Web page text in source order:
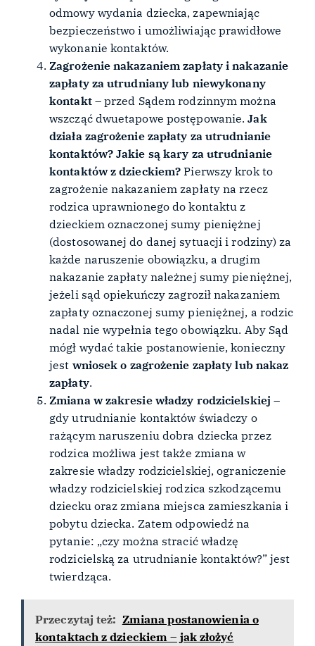
odmowy wydania dziecka, zapewniając
bezpieczeństwo i umożliwiając prawidłowe
wykonanie kontaktów.
Zagrożenie nakazaniem zapłaty i nakazanie
zapłaty za utrudniany lub niewykonany
kontakt – przed Sądem rodzinnym można
wszcząć dwuetapowe postępowanie.Jak
działa zagrożenie zapłaty za utrudnianie
kontaktów? Jakie są kary za utrudnianie
kontaktów z dzieckiem? Pierwszy krok to
zagrożenie nakazaniem zapłaty na rzecz
rodzica uprawnionego do kontaktu z
dzieckiem oznaczonej sumy pieniężnej
(dostosowanej do danej sytuacji i rodziny) za
każde naruszenie obowiązku, a drugim
nakazanie zapłaty należnej sumy pieniężnej,
jeżeli sąd opiekuńczy zagroził nakazaniem
zapłaty oznaczonej sumy pieniężnej, a rodzic
nadal nie wypełnia tego obowiązku. Aby Sąd
mógł wydać takie postanowienie, konieczny
jest wniosek o zagrożenie zapłaty lub nakaz
zapłaty.
Zmiana w zakresie władzy rodzicielskiej –
gdy utrudnianie kontaktów świadczy o
rażącym naruszeniu dobra dziecka przez
rodzica możliwa jest także zmiana w
zakresie władzy rodzicielskiej, ograniczenie
władzy rodzicielskiej rodzica szkodzącemu
dziecku oraz zmiana miejsca zamieszkania i
pobytu dziecka. Zatem odpowiedź na
pytanie: „czy można stracić władzę
rodzicielską za utrudnianie kontaktów?” jest
twierdząca.
Przeczytaj też: Zmiana postanowienia o
kontaktach z dzieckiem – jak złożyć